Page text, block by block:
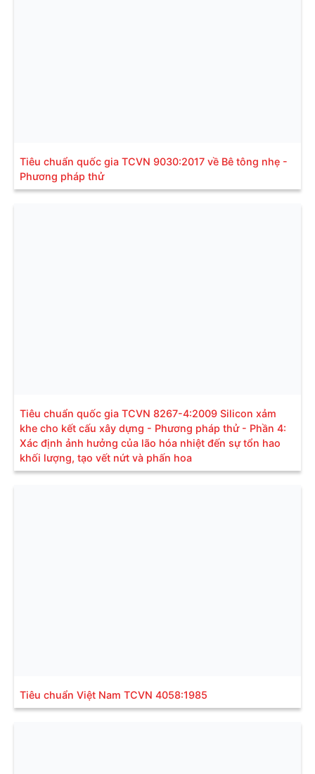
Tiêu chuẩn quốc gia TCVN 9030:2017 về Bê tông nhẹ -
Phương pháp thử
Tiêu chuẩn quốc gia TCVN 8267-4:2009 Silicon xảm
khe cho kết cấu xây dựng - Phương pháp thử - Phần 4:
Xác định ảnh hưởng của lão hóa nhiệt đến sự tổn hao
khối lượng, tạo vết nứt và phấn hoa
Tiêu chuẩn Việt Nam TCVN 4058:1985